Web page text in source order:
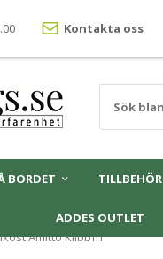
Kontakta oss
BORDET TILLBEHÖR
ADDES OUTLET
Amitto Klibbfri